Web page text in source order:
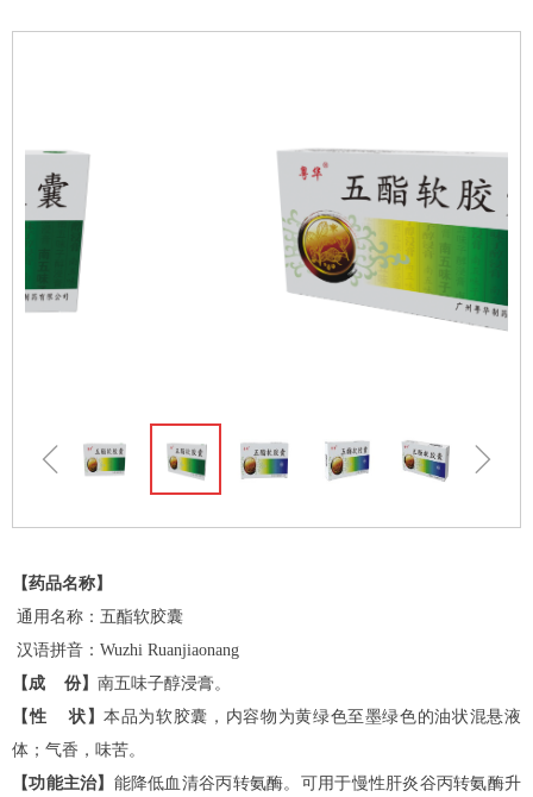
【药品名称】
通用名称：五酯软胶囊
汉语拼音：Wuzhi Ruanjiaonang
【成 份】 南五味子醇浸膏。
【性 状】本品为软胶囊，内容物为黄绿色至墨绿色的油状混悬液
体；气香，味苦。
【功能主治】 能降低血清谷丙转氨酶。可用于慢性肝炎谷丙转氨酶升
ꁆ ꁇ